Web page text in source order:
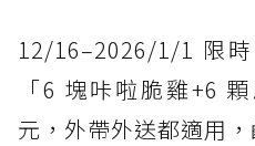
12/16–2026/1/1 限
「6 塊咔啦脆雞+6
元，外帶外送都適用